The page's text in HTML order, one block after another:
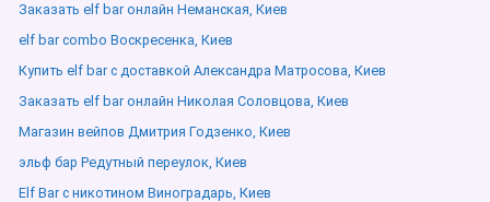
Заказать elf bar онлайн Неманская, Киев
elf bar combo Воскресенка, Киев
Купить elf bar с доставкой Александра Матросова, Киев
Заказать elf bar онлайн Николая Соловцова, Киев
Магазин вейпов Дмитрия Годзенко, Киев
эльф бар Редутный переулок, Киев
Elf Bar с никотином Виноградарь, Киев